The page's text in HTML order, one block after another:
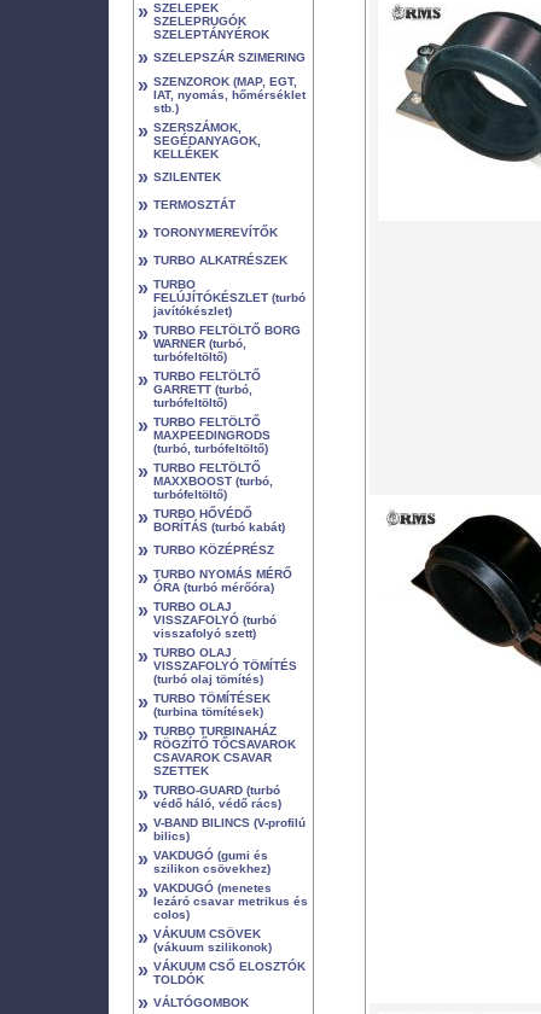
» SZELEPEK
SZELEPRUGÓK
SZELEPTÁNYÉROK
» SZELEPSZÁR SZIMERING
» SZENZOROK (MAP, EGT,
IAT, nyomás, hőmérséklet
stb.)
» SZERSZÁMOK,
SEGÉDANYAGOK,
KELLÉKEK
» SZILENTEK
» TERMOSZTÁT
» TORONYMEREVÍTŐK
» TURBO ALKATRÉSZEK
» TURBO
FELÚJÍTÓKÉSZLET (turbó
javítókészlet)
» TURBO FELTÖLTŐ BORG
WARNER (turbó,
turbófeltöltő)
» TURBO FELTÖLTŐ
GARRETT (turbó,
turbófeltöltő)
» TURBO FELTÖLTŐ
MAXPEEDINGRODS
(turbó, turbófeltöltő)
» TURBO FELTÖLTŐ
MAXXBOOST (turbó,
turbófeltöltő)
» TURBO HŐVÉDŐ
BORÍTÁS (turbó kabát)
» TURBO KÖZÉPRÉSZ
» TURBO NYOMÁS MÉRŐ
ÓRA (turbó mérőóra)
» TURBO OLAJ
VISSZAFOLYÓ (turbó
visszafolyó szett)
» TURBO OLAJ
VISSZAFOLYÓ TÖMÍTÉS
(turbó olaj tömítés)
» TURBO TÖMÍTÉSEK
(turbina tömítések)
» TURBO TURBINAHÁZ
RÖGZÍTŐ TŐCSAVAROK
CSAVAROK CSAVAR
SZETTEK
» TURBO-GUARD (turbó
védő háló, védő rács)
» V-BAND BILINCS (V-profilú
bilics)
» VAKDUGÓ (gumi és
szilikon csövekhez)
» VAKDUGÓ (menetes
lezáró csavar metrikus és
colos)
» VÁKUUM CSÖVEK
(vákuum szilikonok)
» VÁKUUM CSŐ ELOSZTÓK
TOLDÓK
» VÁLTÓGOMBOK